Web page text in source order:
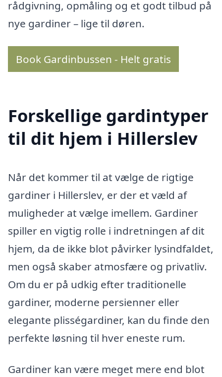
rådgivning, opmåling og et godt tilbud på
nye gardiner – lige til døren.
Book Gardinbussen - Helt gratis
Forskellige gardintyper
til dit hjem i Hillerslev
Når det kommer til at vælge de rigtige
gardiner i Hillerslev, er der et væld af
muligheder at vælge imellem. Gardiner
spiller en vigtig rolle i indretningen af dit
hjem, da de ikke blot påvirker lysindfaldet,
men også skaber atmosfære og privatliv.
Om du er på udkig efter traditionelle
gardiner, moderne persienner eller
elegante plisségardiner, kan du finde den
perfekte løsning til hver eneste rum.
Gardiner kan være meget mere end blot